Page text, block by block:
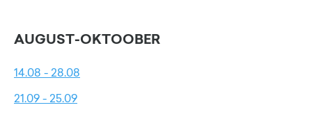
AUGUST-OKTOOBER
14.08 - 28.08
21.09 - 25.09